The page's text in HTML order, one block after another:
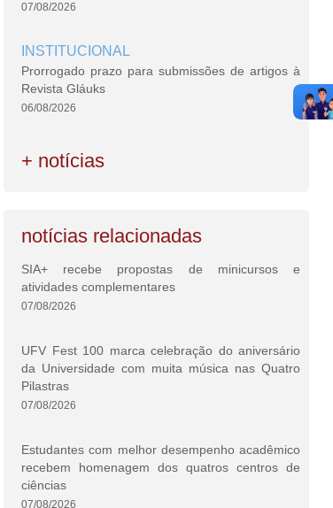
07/08/2026
INSTITUCIONAL
Prorrogado prazo para submissões de artigos à
Revista Gláuks
06/08/2026
+ notícias
notícias relacionadas
SIA+ recebe propostas de minicursos e
atividades complementares
07/08/2026
UFV Fest 100 marca celebração do aniversário
da Universidade com muita música nas Quatro
Pilastras
07/08/2026
Estudantes com melhor desempenho acadêmico
recebem homenagem dos quatros centros de
ciências
07/08/2026